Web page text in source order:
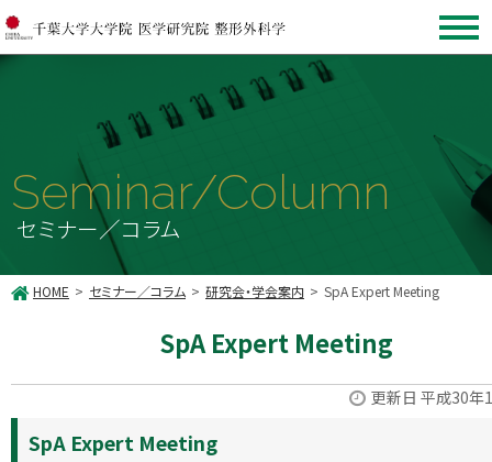
Seminar/Column
セミナー／コラム
HOME セミナー／コラム 研究会・学会案内 SpA Expert Meeting
SpA Expert Meeting
更新日 平成30年
SpA Expert Meeting